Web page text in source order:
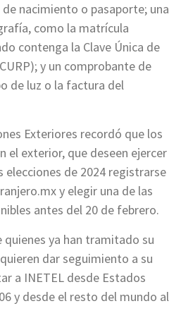
nacimiento o pasaporte; una
como la matrícula
contenga la Clave Única de
y un comprobante de
de luz o la factura del
Exteriores recordó que los
el exterior, que deseen ejercer
elecciones de 2024 registrarse
y elegir una de las
antes del 20 de febrero.
ya han tramitado su
dar seguimiento a su
a INETEL desde Estados
y desde el resto del mundo al